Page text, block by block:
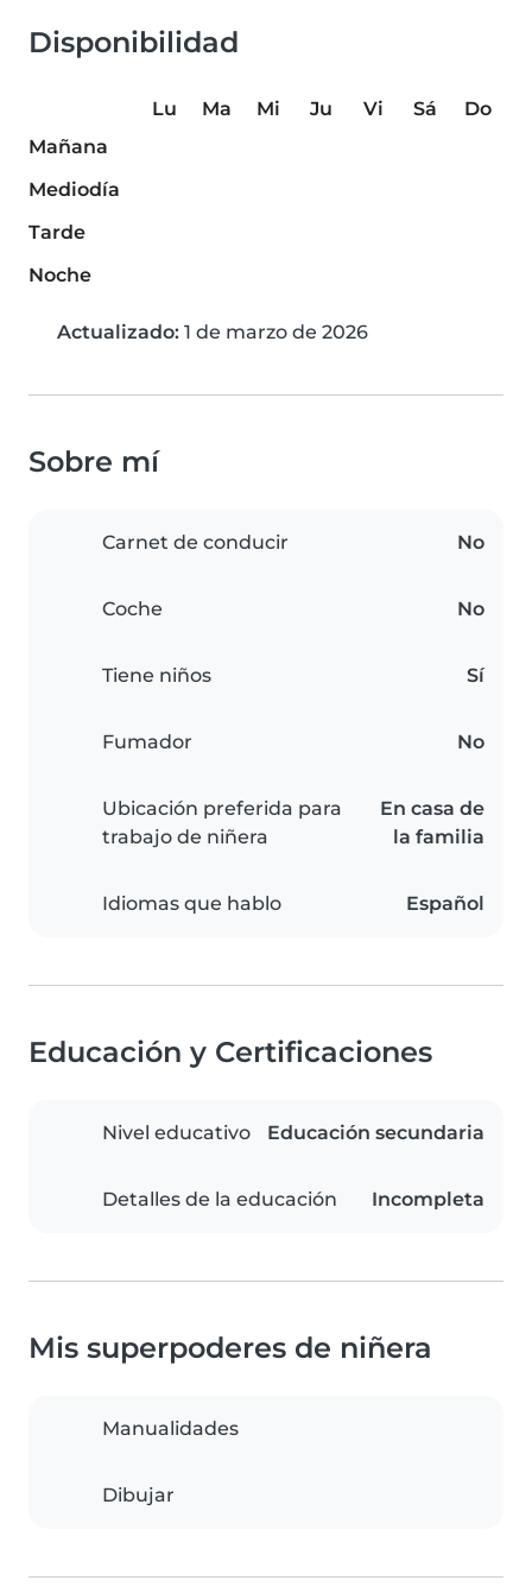
Disponibilidad
Lu Ma Mi Ju Vi Sá
Do
Mañana
Mediodía
Tarde
Noche
Actualizado: 1 de marzo de 2026
Sobre mí
Carnet de conducir No
Coche No
Tiene niños Sí
Fumador No
Ubicación preferida para
trabajo de niñera
En casa de
la familia
Idiomas que hablo Español
Educación y Certificaciones
Nivel educativo Educación secundaria
Detalles de la educación Incompleta
Mis superpoderes de niñera
Manualidades
Dibujar